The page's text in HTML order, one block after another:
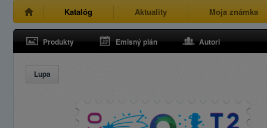
Katalóg Aktuality Moja známka
Produkty Emisný plán Autori
Lupa